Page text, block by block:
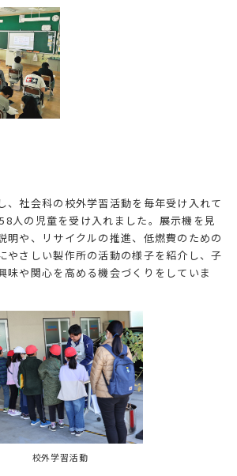
、社会科の校外学習活動を毎年受け入れて
人の児童を受け入れました。展示機を見
明や、リサイクルの推進、低燃費のための
やさしい製作所の活動の様子を紹介し、子
味や関心を高める機会づくりをしていま
校外学習活動